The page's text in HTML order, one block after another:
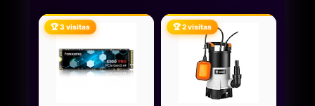
🏆 3 visitas 🏆 2 visitas